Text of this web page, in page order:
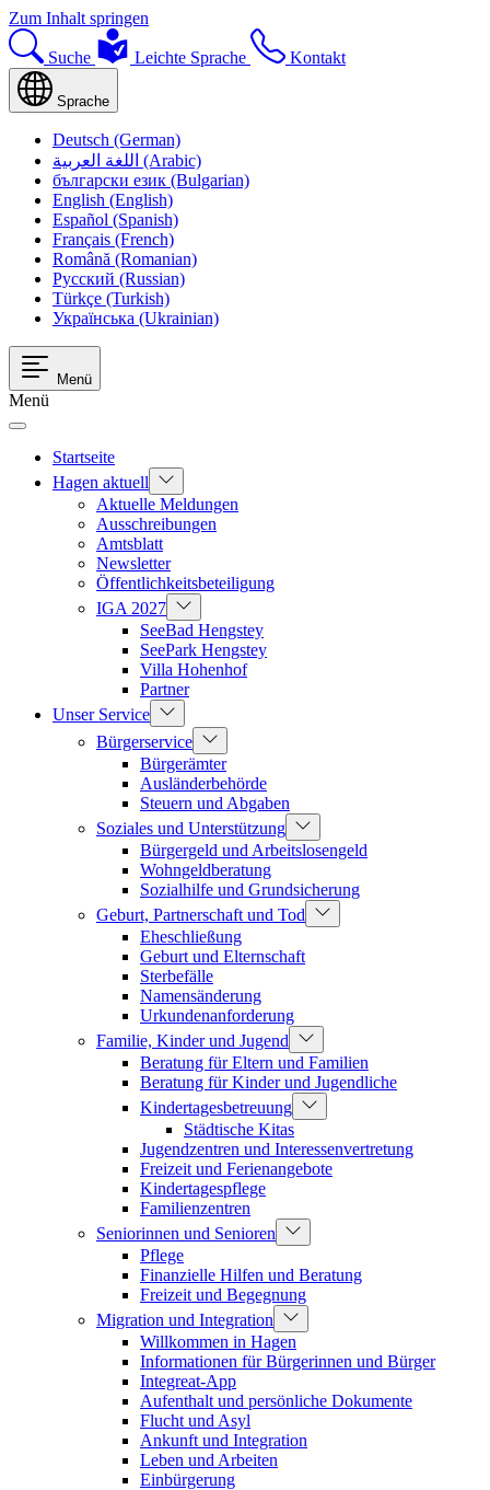
Zum Inhalt springen
Suche Leichte Sprache Kontakt
Sprache
Deutsch (German)
اللغة العربية (Arabic)
български език (Bulgarian)
English (English)
Español (Spanish)
Français (French)
Română (Romanian)
Русский (Russian)
Türkçe (Turkish)
Українська (Ukrainian)
Menü
Menü
Startseite
Hagen aktuell
Aktuelle Meldungen
Ausschreibungen
Amtsblatt
Newsletter
Öffentlichkeitsbeteiligung
IGA 2027
SeeBad Hengstey
SeePark Hengstey
Villa Hohenhof
Partner
Unser Service
Bürgerservice
Bürgerämter
Ausländerbehörde
Steuern und Abgaben
Soziales und Unterstützung
Bürgergeld und Arbeitslosengeld
Wohngeldberatung
Sozialhilfe und Grundsicherung
Geburt, Partnerschaft und Tod
Eheschließung
Geburt und Elternschaft
Sterbefälle
Namensänderung
Urkundenanforderung
Familie, Kinder und Jugend
Beratung für Eltern und Familien
Beratung für Kinder und Jugendliche
Kindertagesbetreuung
Städtische Kitas
Jugendzentren und Interessenvertretung
Freizeit und Ferienangebote
Kindertagespflege
Familienzentren
Seniorinnen und Senioren
Pflege
Finanzielle Hilfen und Beratung
Freizeit und Begegnung
Migration und Integration
Willkommen in Hagen
Informationen für Bürgerinnen und Bürger
Integreat-App
Aufenthalt und persönliche Dokumente
Flucht und Asyl
Ankunft und Integration
Leben und Arbeiten
Einbürgerung